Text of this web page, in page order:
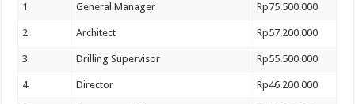
1 General Manager Rp75.500.000
2 Architect Rp57.200.000
3 Drilling Supervisor Rp55.500.000
4 Director Rp46.200.000